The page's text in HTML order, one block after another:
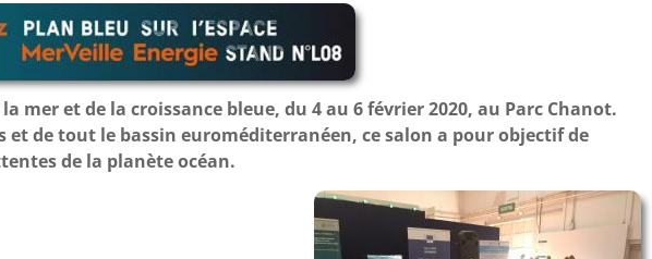
mer et de la croissance bleue, du 4 au 6 février 2020, au Parc Chanot.
de tout le bassin euroméditerranéen, ce salon a pour objectif de
de la planète océan.